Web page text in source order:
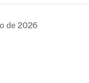
de 2026